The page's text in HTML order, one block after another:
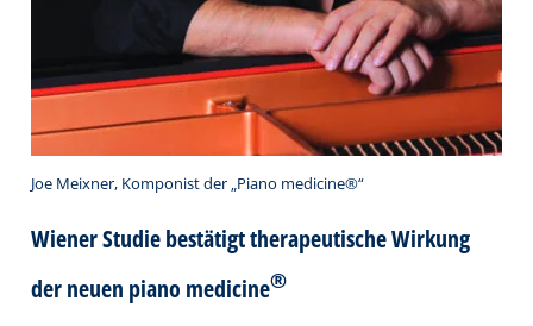
Joe Meixner, Komponist der „Piano medicine®“
Wiener Studie bestätigt therapeutische Wirkung
der neuen piano medicine®